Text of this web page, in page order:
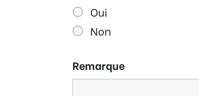
Oui
Non
Remarque